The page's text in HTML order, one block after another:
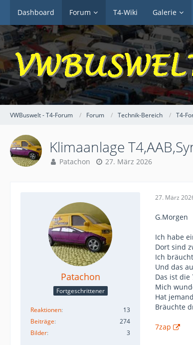
Dashboard Forum T4-Wiki Galerie
VWBuswelt - T4-Forum Forum Technik-Bereich T4-
Klimaanlage
Patachon 27. März 2026
Patachon
Fortgeschrittener
Reaktionen
13
Beiträge
274
Bilder
3
27. März
G.Morgen
Ich habe
Dort sind
Ich
Und das
Das ist die
Mich
Hat
Bräuchte
7zap